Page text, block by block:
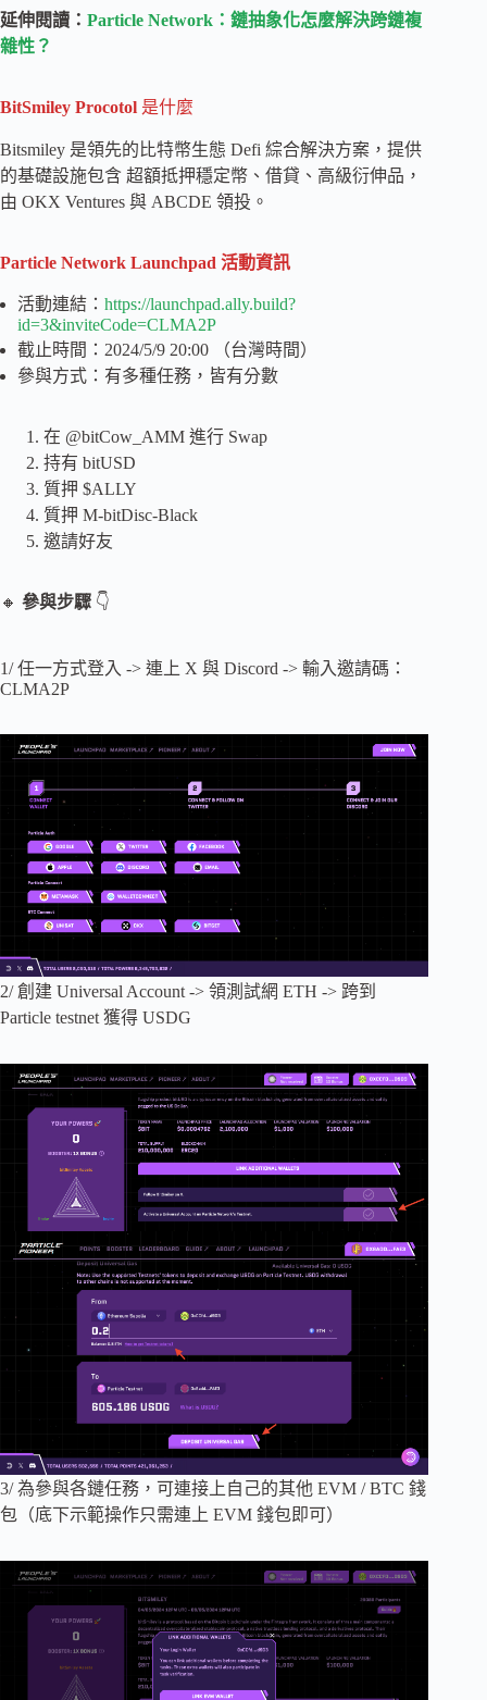
延伸閱讀： Particle Network：鏈抽象化怎麼解決跨鏈複
雜性？
BitSmiley Procotol 是什麼
Bitsmiley 是領先的比特幣生態 Defi 綜合解決方案，提供
的基礎設施包含 超額抵押穩定幣、借貸、高級衍伸品，
由 OKX Ventures 與 ABCDE 領投。
Particle Network Launchpad 活動資訊
活動連結： https://launchpad.ally.build?
id=3&inviteCode=CLMA2P
截止時間：2024/5/9 20:00 （台灣時間）
參與方式：有多種任務，皆有分數
在 @bitCow_AMM 進行 Swap
持有 bitUSD
質押 $ALLY
質押 M-bitDisc-Black
邀請好友
🔸 參與步驟 👇
1/ 任一方式登入 -> 連上 X 與 Discord -> 輸入邀請碼：
CLMA2P
2/ 創建 Universal Account -> 領測試網 ETH -> 跨到
Particle testnet 獲得 USDG
3/ 為參與各鏈任務，可連接上自己的其他 EVM / BTC 錢
包（底下示範操作只需連上 EVM 錢包即可）